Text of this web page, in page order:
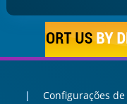
Configurações